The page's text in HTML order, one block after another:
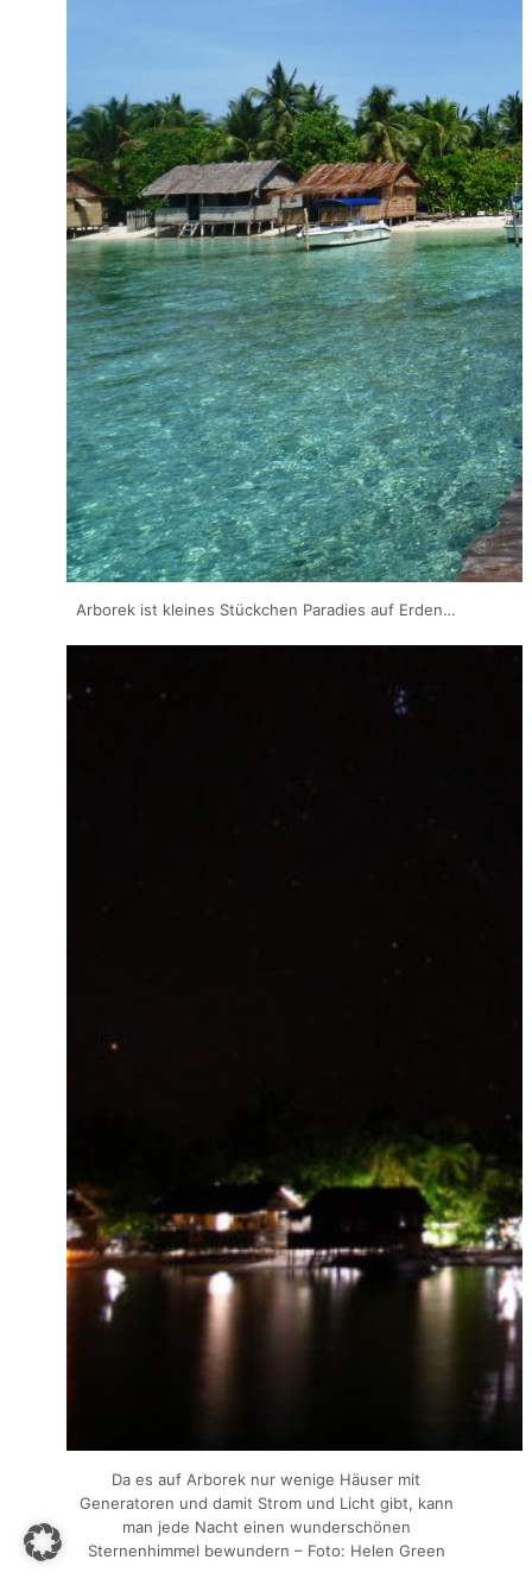
Arborek ist kleines Stückchen Paradies auf Erden…
Da es auf Arborek nur wenige Häuser mit
Generatoren und damit Strom und Licht gibt, kann
man jede Nacht einen wunderschönen
Sternenhimmel bewundern – Foto: Helen Green